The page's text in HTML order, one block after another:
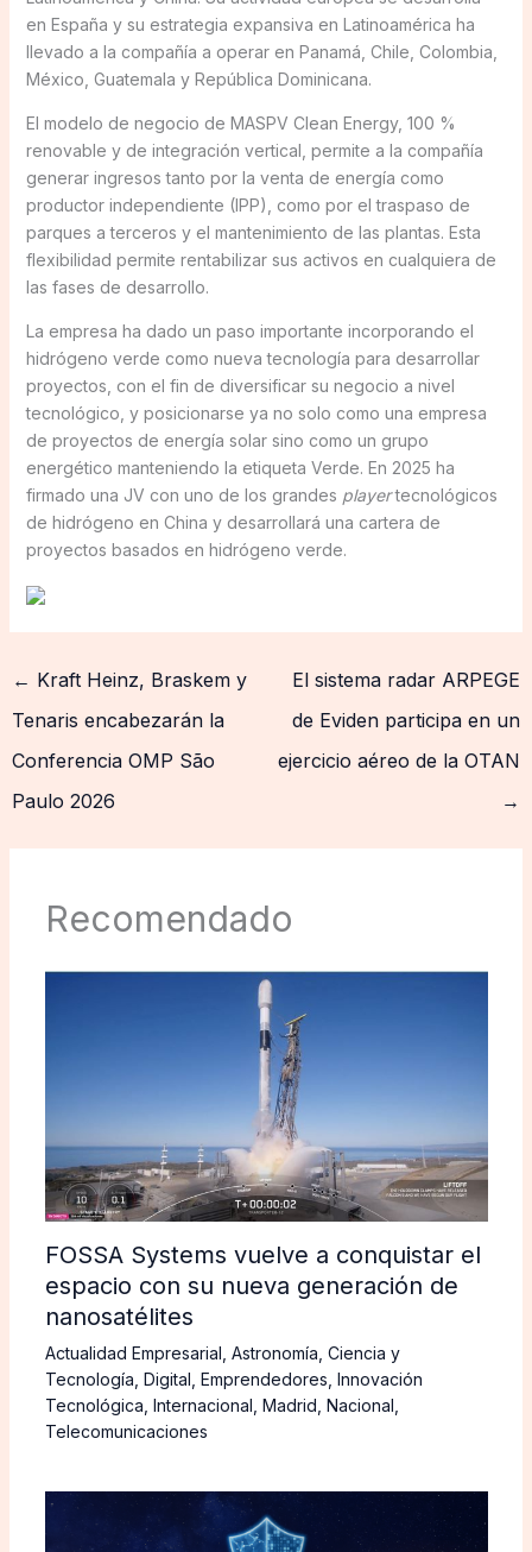
en España y su estrategia expansiva en Latinoamérica ha
llevado a la compañía a operar en Panamá, Chile, Colombia,
México, Guatemala y República Dominicana.
El modelo de negocio de MASPV Clean Energy, 100 %
renovable y de integración vertical, permite a la compañía
generar ingresos tanto por la venta de energía como
productor independiente (IPP), como por el traspaso de
parques a terceros y el mantenimiento de las plantas. Esta
flexibilidad permite rentabilizar sus activos en cualquiera de
las fases de desarrollo.
La empresa ha dado un paso importante incorporando el
hidrógeno verde como nueva tecnología para desarrollar
proyectos, con el fin de diversificar su negocio a nivel
tecnológico, y posicionarse ya no solo como una empresa
de proyectos de energía solar sino como un grupo
energético manteniendo la etiqueta Verde. En 2025 ha
firmado una JV con uno de los grandes playertecnológicos
de hidrógeno en China y desarrollará una cartera de
proyectos basados en hidrógeno verde.
← Kraft Heinz, Braskem y
Tenaris encabezarán la
Conferencia OMP São
Paulo 2026
El sistema radar ARPEGE
de Eviden participa en un
ejercicio aéreo de la OTAN
→
Recomendado
FOSSA Systems vuelve a conquistar el
espacio con su nueva generación de
nanosatélites
Actualidad Empresarial Astronomía Ciencia y
Tecnología Digital Emprendedores Innovación
Tecnológica Internacional Madrid Nacional
Telecomunicaciones